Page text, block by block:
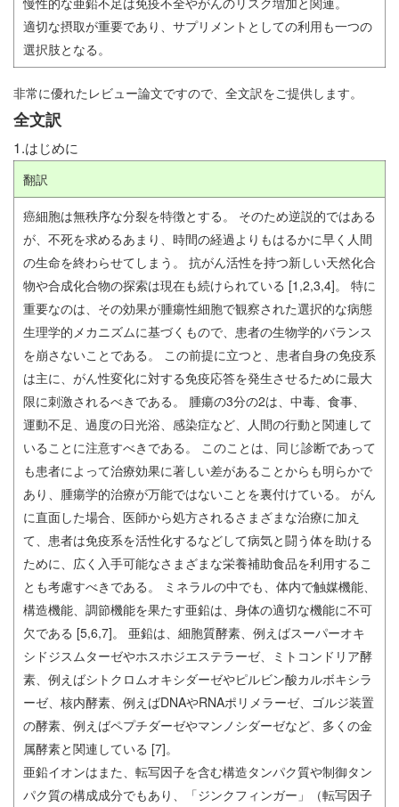
適切な摂取が重要であり、サプリメントとしての利用も一つの
選択肢となる。
非常に優れたレビュー論文ですので、全文訳をご提供します。
全文訳
1.はじめに
翻訳
癌細胞は無秩序な分裂を特徴とする。 そのため逆説的ではある
が、不死を求めるあまり、時間の経過よりもはるかに早く人間
の生命を終わらせてしまう。 抗がん活性を持つ新しい天然化合
物や合成化合物の探索は現在も続けられている [1,2,3,4]。 特に
重要なのは、その効果が腫瘍性細胞で観察された選択的な病態
生理学的メカニズムに基づくもので、患者の生物学的バランス
を崩さないことである。 この前提に立つと、患者自身の免疫系
は主に、がん性変化に対する免疫応答を発生させるために最大
限に刺激されるべきである。 腫瘍の3分の2は、中毒、食事、
運動不足、過度の日光浴、感染症など、人間の行動と関連して
いることに注意すべきである。 このことは、同じ診断であって
も患者によって治療効果に著しい差があることからも明らかで
あり、腫瘍学的治療が万能ではないことを裏付けている。 がん
に直面した場合、医師から処方されるさまざまな治療に加え
て、患者は免疫系を活性化するなどして病気と闘う体を助ける
ために、広く入手可能なさまざまな栄養補助食品を利用するこ
とも考慮すべきである。 ミネラルの中でも、体内で触媒機能、
構造機能、調節機能を果たす亜鉛は、身体の適切な機能に不可
欠である [5,6,7]。 亜鉛は、細胞質酵素、例えばスーパーオキ
シドジスムターゼやホスホジエステラーゼ、ミトコンドリア酵
素、例えばシトクロムオキシダーゼやピルビン酸カルボキシラ
ーゼ、核内酵素、例えばDNAやRNAポリメラーゼ、ゴルジ装置
の酵素、例えばペプチダーゼやマンノシダーゼなど、多くの金
属酵素と関連している [7]。
亜鉛イオンはまた、転写因子を含む構造タンパク質や制御タン
パク質の構成成分でもあり、「ジンクフィンガー」（転写因子